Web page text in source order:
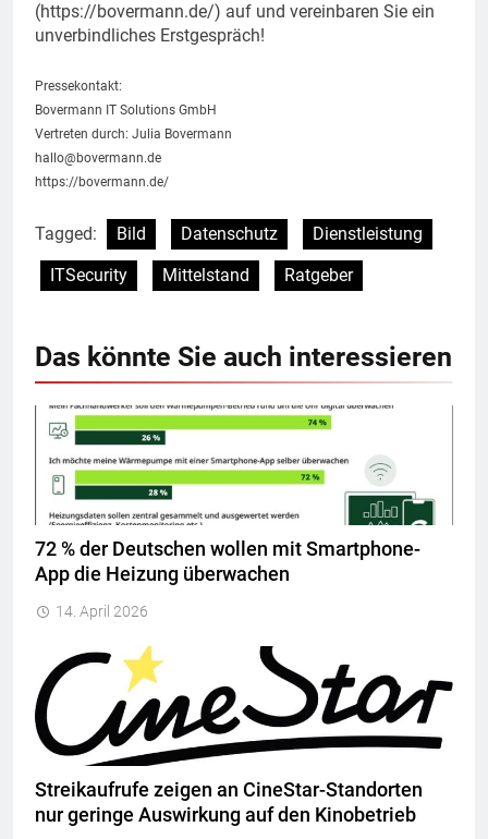
(https://bovermann.de/) auf und vereinbaren Sie ein
unverbindliches Erstgespräch!
Pressekontakt:
Bovermann IT Solutions GmbH
Vertreten durch: Julia Bovermann
hallo@bovermann.de
https://bovermann.de/
Tagged: Bild Datenschutz
Dienstleistung
ITSecurity
Mittelstand Ratgeber
Das könnte Sie auch interessieren
72 % der Deutschen wollen mit Smartphone-
App die Heizung überwachen
14. April 2026
Streikaufrufe zeigen an CineStar-Standorten
nur geringe Auswirkung auf den Kinobetrieb